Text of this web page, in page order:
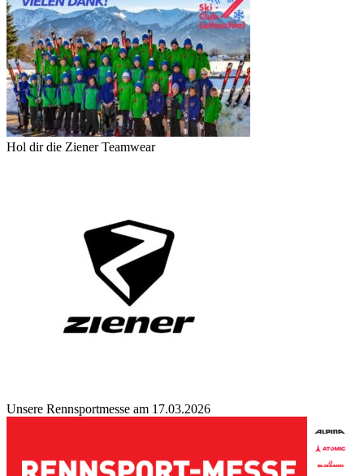
Hol dir die Ziener Teamwear
Unsere Rennsportmesse am 17.03.2026